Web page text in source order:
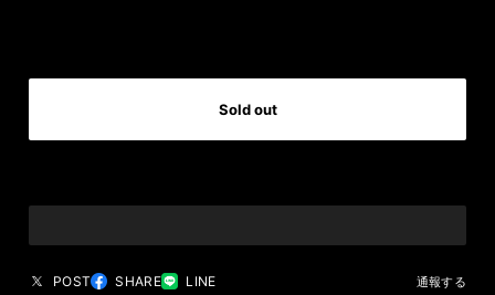
Sold out
POST SHARE LINE 通報する